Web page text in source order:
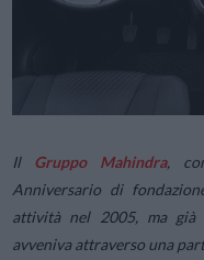
Il Gruppo Mahindra,
Anniversario di
attività nel 2005, ma
avveniva attraverso una